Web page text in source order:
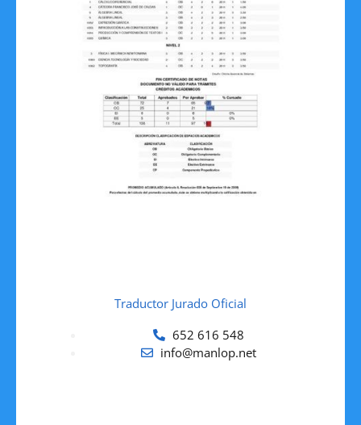
Traductor Jurado Oficial
652 616 548
info@manlop.net